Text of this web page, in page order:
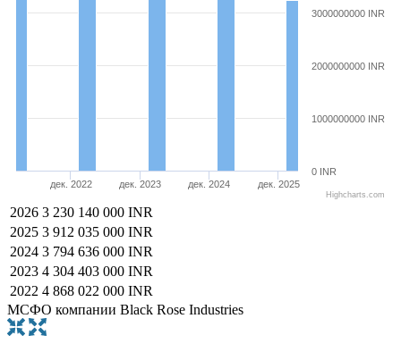
дек. 2022 дек. 2023 дек. 2024 дек. 2025
0 INR
1000000000 INR
2000000000 INR
3000000000 INR
Highcharts.com
2026 3 230 140 000 INR
2025 3 912 035 000 INR
2024 3 794 636 000 INR
2023 4 304 403 000 INR
2022 4 868 022 000 INR
МСФО компании Black Rose Industries